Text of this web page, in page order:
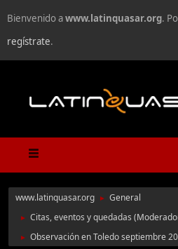
Bienvenido awww.latinquasar.org.
regístrate.
www.latinquasar.org ► General
► Citas, eventos y quedadas
► Observación en Toledo septiembre